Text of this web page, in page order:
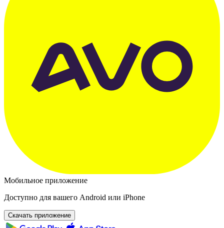
Мобильное приложение
Доступно для вашего Android или iPhone
Скачать приложение